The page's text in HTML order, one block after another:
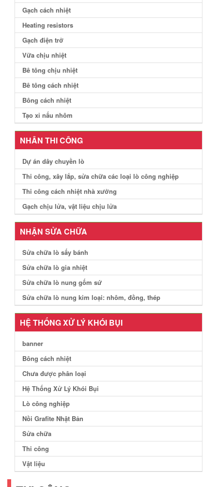
Gạch cách nhiệt
Heating resistors
Gạch điện trở
Vữa chịu nhiệt
Bê tông chịu nhiệt
Bê tông cách nhiệt
Bông cách nhiệt
Tạo xỉ nấu nhôm
NHÂN THI CÔNG
Dự án dây chuyền lò
Thi công, xây lắp, sửa chữa các loại lò công nghiệp
Thi công cách nhiệt nhà xưởng
Gạch chịu lửa, vật liệu chịu lửa
NHẬN SỬA CHỮA
Sửa chữa lò sấy bánh
Sửa chữa lò gia nhiệt
Sửa chữa lò nung gốm sứ
Sửa chữa lò nung kim loại: nhôm, đồng, thép
HỆ THỐNG XỬ LÝ KHÓI BỤI
banner
Bông cách nhiệt
Chưa được phân loại
Hệ Thống Xử Lý Khói Bụi
Lò công nghiệp
Nồi Grafite Nhật Bản
Sửa chữa
Thi công
Vật liệu